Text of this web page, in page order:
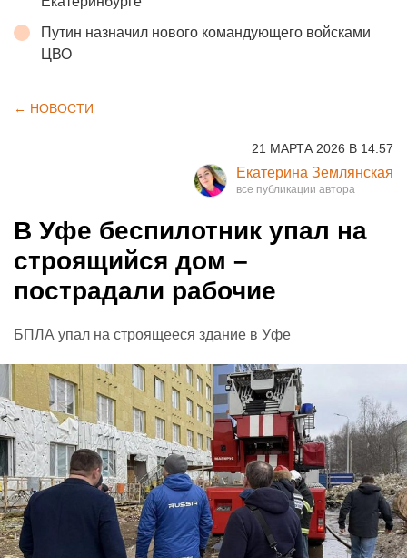
Путин назначил нового командующего войсками
ЦВО
← НОВОСТИ
21 МАРТА 2026 В 14:57
Екатерина Землянская
В Уфе беспилотник упал на
строящийся дом –
пострадали рабочие
БПЛА упал на строящееся здание в Уфе